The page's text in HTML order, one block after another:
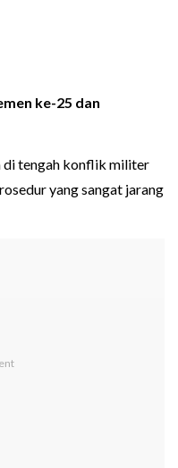
ke-25 dan
di tengah konflik militer
yang sangat jarang